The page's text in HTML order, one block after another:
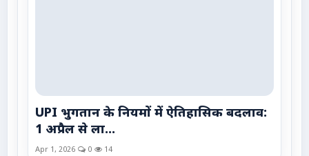
UPI भुगतान के नियमों में ऐतिहासिक बदलाव:
1 अप्रैल से ला...
Apr 1, 2026 0 14